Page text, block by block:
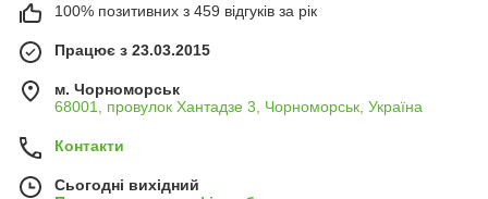
100% позитивних з 459 відгуків за рік
Працює з 23.03.2015
м. Чорноморськ
68001, провулок Хантадзе 3, Чорноморськ, Україна
Контакти
Сьогодні вихідний